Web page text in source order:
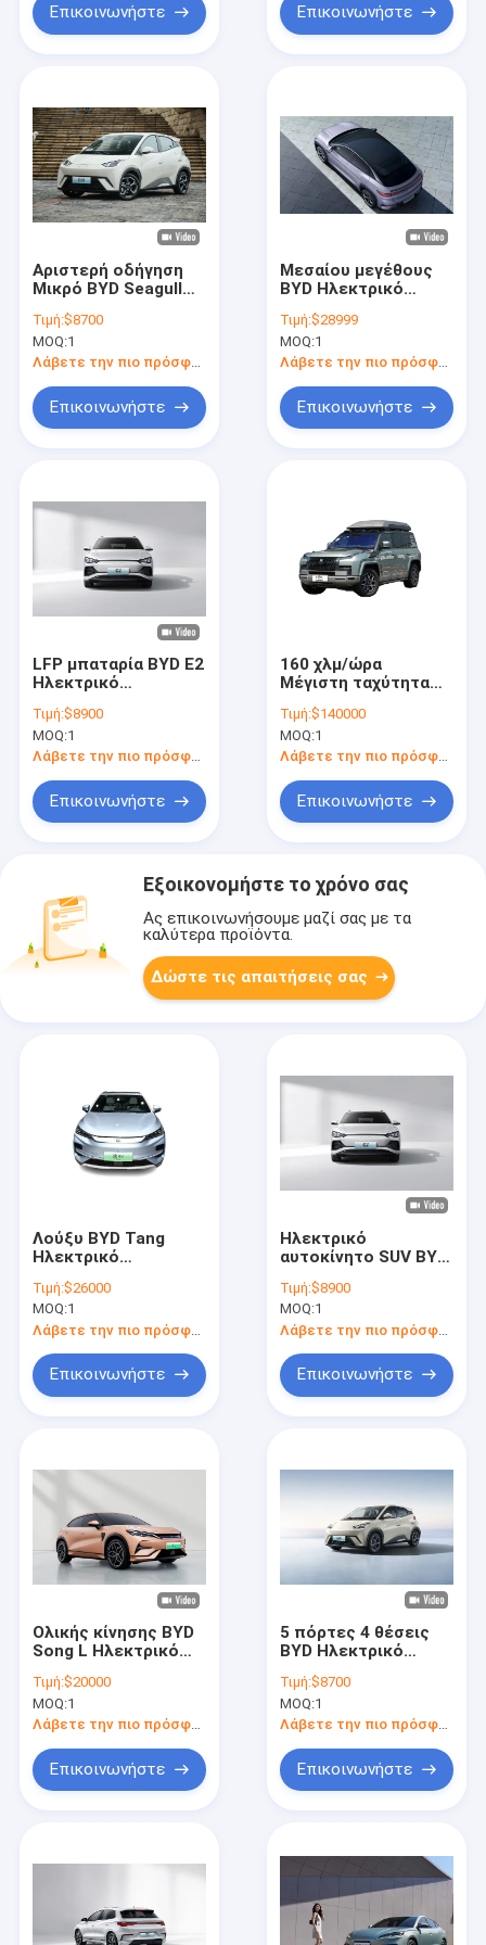
Προϊόντα
Βίντεο
Επικοινωνήστε Επικοινωνήστε
Αριστερή οδήγηση
Μικρό BYD Seagull
αυτοκίνητο 130km /
H Μέγιστη ταχύτητα
ομαλές γραμμές
Τιμή:$8700
MOQ:1
Λάβετε την πιο πρόσφατη τιμή
Επικοινωνήστε
Μεσαίου μεγέθους
BYD Ηλεκτρικό
Ανυψώστε τις
περιπέτειές σας
εκτός δρόμου
Τιμή:$28999
MOQ:1
Επικοινωνήστε
LFP μπαταρία BYD E2
Ηλεκτρικό
Συμπληρωματικό
SUV για τη σύγχρονη
ζωή
Τιμή:$8900
MOQ:1
Λάβετε την πιο πρόσφατη τιμή
Επικοινωνήστε
160 χλμ/ώρα
Μέγιστη ταχύτητα
αυτοκίνητο
Yangwang U8
Ηλεκτρικό SUV 5
Τιμή:$140000
MOQ:1
Λάβετε την πιο πρόσφατη τιμή
Επικοινωνήστε
Εξοικονομήστε το χρόνο σας
Ας επικοινωνήσουμε μαζί σας με τα
καλύτερα προϊόντα.
Δώστε τις απαιτήσεις σας
Λούξυ BYD Tang
Ηλεκτρικό
185Km / H Αριστερή
Οδήγηση Plug In
Υβριδικό SUV
Τιμή:$26000
MOQ:1
Λάβετε την πιο πρόσφατη τιμή
Επικοινωνήστε
Ηλεκτρικό
αυτοκίνητο SUV BYD
αποτελεσματικότητα
και η απόδοση
συνδυάζονται
Τιμή:$8900
MOQ:1
Επικοινωνήστε
Ολικής κίνησης BYD
Song L Ηλεκτρικό
Περιοχή 4 πόρτες 5
θέσεις SUV
Τιμή:$20000
MOQ:1
Λάβετε την πιο πρόσφατη τιμή
Επικοινωνήστε
5 πόρτες 4 θέσεις
BYD Ηλεκτρικό
Hatchback Seagull
μονό ταχύτητα
αυτόματη μετάδοση
Τιμή:$8700
MOQ:1
Λάβετε την πιο πρόσφατη τιμή
Επικοινωνήστε